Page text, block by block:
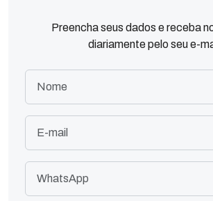
Preencha seus dados e receba
diariamente pelo seu e-